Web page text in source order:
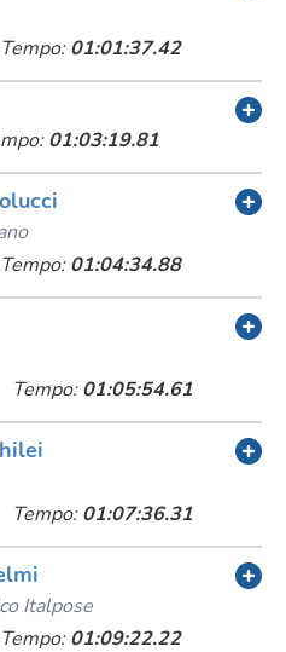
Tempo: 01:01:37.42
01:03:19.81
Tempo: 01:04:34.88
Tempo: 01:05:54.61
Tempo: 01:07:36.31
Italpose
Tempo: 01:09:22.22